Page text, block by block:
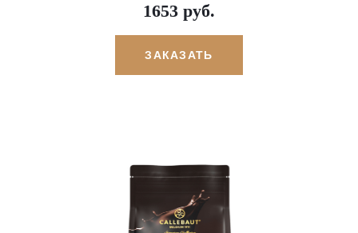
1653 руб.
ЗАКАЗАТЬ